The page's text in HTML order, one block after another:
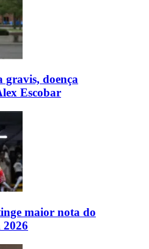
gravis, doença
Escobar
maior nota do
2026